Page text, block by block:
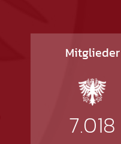
Mitglieder
7.018